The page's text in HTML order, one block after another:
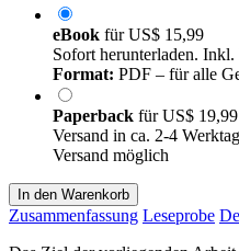
eBook fürUS$ 15,99
Sofort herunterladen.
Format: PDF – für alle
Paperback fürUS$ 19,99
Versand in ca. 2-4
Versand möglich
In den Warenkorb
Zusammenfassung Leseprobe